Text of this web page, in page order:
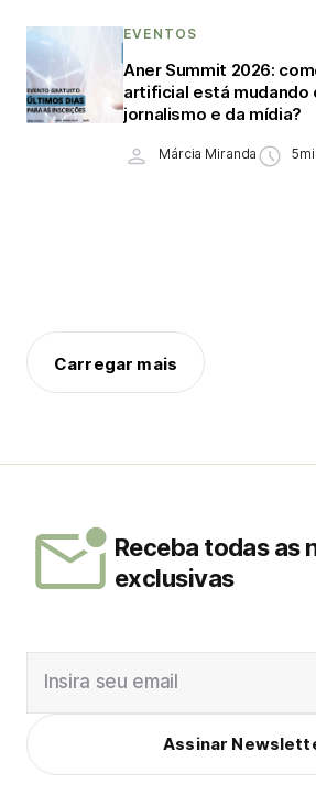
EVENTOS
Aner Summit 2026:
artificial está mudando
jornalismo e da mídia?
Márcia Miranda
Carregar mais
Receba todas as
exclusivas
Insira seu email
Assinar